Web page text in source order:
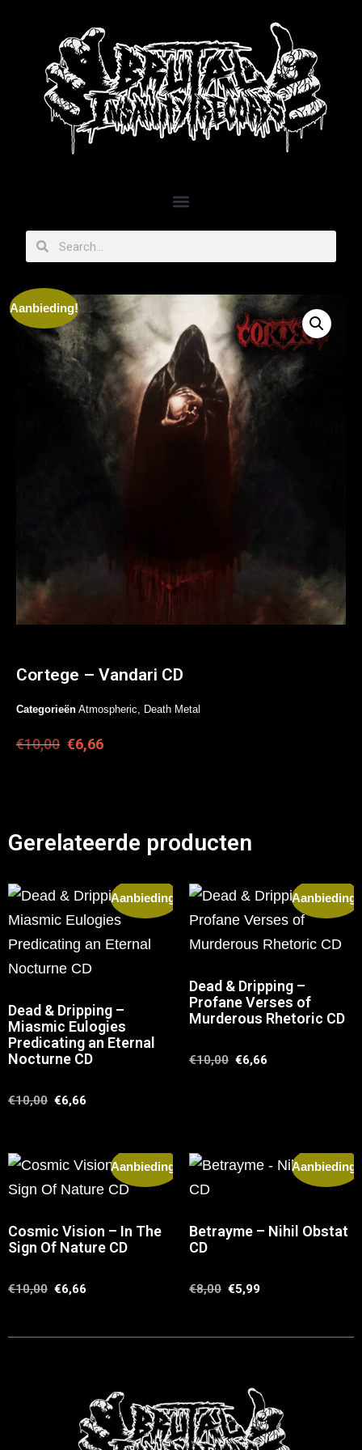
Aanbieding!
Cortege – Vandari CD
Categorieën Atmospheric Death Metal
€10,00 €6,66
Gerelateerde producten
Aanbieding!
Dead & Dripping –
Miasmic Eulogies
Predicating an Eternal
Nocturne CD
€10,00 €6,66
Aanbieding!
Dead & Dripping –
Profane Verses of
Murderous Rhetoric CD
€10,00 €6,66
Aanbieding!
Cosmic Vision – In The
Sign Of Nature CD
€10,00 €6,66
Aanbieding!
Betrayme – Nihil Obstat
CD
€8,00 €5,99